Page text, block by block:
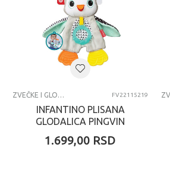
ZVEČKE I GLODALICE FV22115219
INFANTINO PLISANA
GLODALICA PINGVIN
1.699,00 RSD